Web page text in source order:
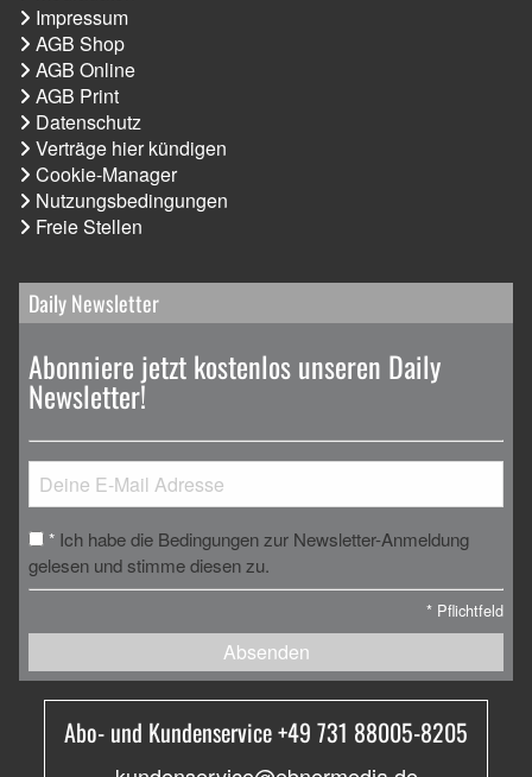
Impressum
AGB Shop
AGB Online
AGB Print
Datenschutz
Verträge hier kündigen
Cookie-Manager
Nutzungsbedingungen
Freie Stellen
Daily Newsletter
Abonniere jetzt kostenlos unseren Daily
Newsletter!
* Ich habe die Bedingungen zur Newsletter-Anmeldung
gelesen und stimme diesen zu.
* Pflichtfeld
Absenden
Abo- und Kundenservice +49 731 88005-8205